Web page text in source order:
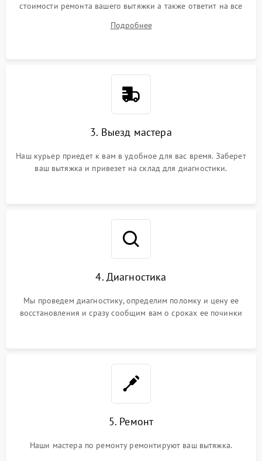
стоимости ремонта вашего вытяжки а также ответит на все
Подробнее
3. Выезд мастера
Наш курьер приедет к вам в удобное для вас время. Заберет
ваш вытяжка и привезет на склад для диагностики.
4. Диагностика
Мы проведем диагностику, определим поломку и цену ее
восстановления и сразу сообщим вам о сроках ее починки
5. Ремонт
Наши мастера по ремонту ремонтируют ваш вытяжка.